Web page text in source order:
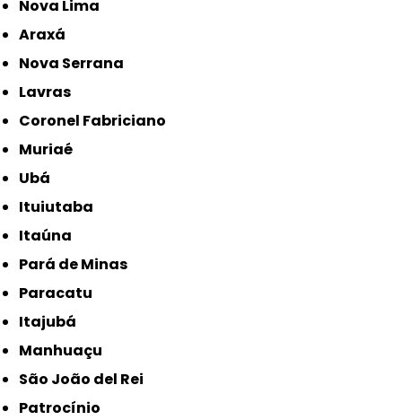
Nova Lima
Araxá
Nova Serrana
Lavras
Coronel Fabriciano
Muriaé
Ubá
Ituiutaba
Itaúna
Pará de Minas
Paracatu
Itajubá
Manhuaçu
São João del Rei
Patrocínio